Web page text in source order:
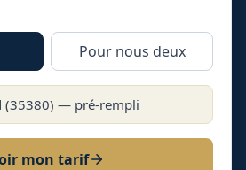
Pour nous deux
(35380) — pré-rempli
mon tarif